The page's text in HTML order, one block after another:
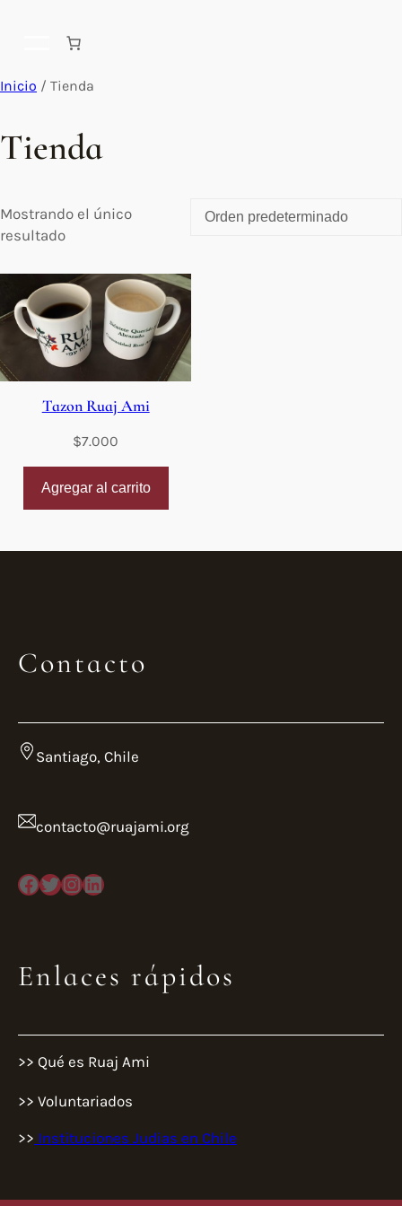
Inicio / Tienda
Tienda
Mostrando el único
resultado
Tazon Ruaj Ami
$7.000
Agregar al carrito
Contacto
Santiago, Chile
contacto@ruajami.org
Facebook Twitter InstagramLinkedIn
Enlaces rápidos
>> Qué es Ruaj Ami
>> Voluntariados
>> Instituciones Judias en Chile